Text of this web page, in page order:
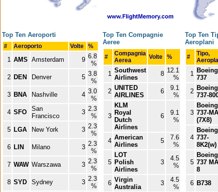
Top Ten Aeroporti
# Aeroporto Volte %
1 AMS Amsterdam 9 6.8
%
2 DEN Denver 5 3.8
%
3 BNA Nashville 4 3.0
%
4 SFO
San
Francisco
3 2.3
%
5 LGA New York 3 2.3
%
6 LIN Milano 3 2.3
%
7 WAW Warszawa 3 2.3
%
8 SYD Sydney 3 2.3
%
Top Ten Compagnie
Aeree
#
Compagnia
Aerea
Volte %
1 Southwest
Airlines
8 12.1
%
2 UNITED
AIRLINES
6
9.1
%
3
KLM
Royal
Dutch
Airlines
6
9.1
%
4 American
Airlines
5
7.6
%
5
LOT
Polish
Airlines
3
4.5
%
6 Virgin
Australia
3
4.5
%
Top Ten
Aeroplani
#
Tipo,
1 Boeing
737
2 Boeing
737-
3
Boeing
737-
(7X8)
4
Boeing
737-
8K2(w)
5
Boeing
737
8
6 B738